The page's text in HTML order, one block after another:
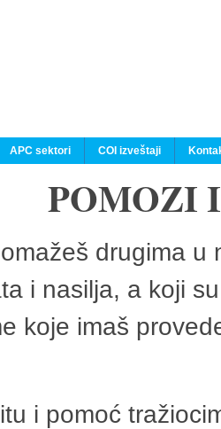
APC sektori COI izveštaji
POMOZI
drugima
i nasilja, a koji
koje imaš
i pomoć